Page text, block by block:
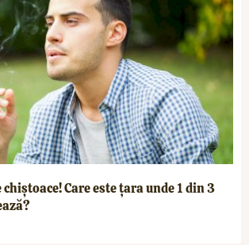
Care este țara unde 1 din 3